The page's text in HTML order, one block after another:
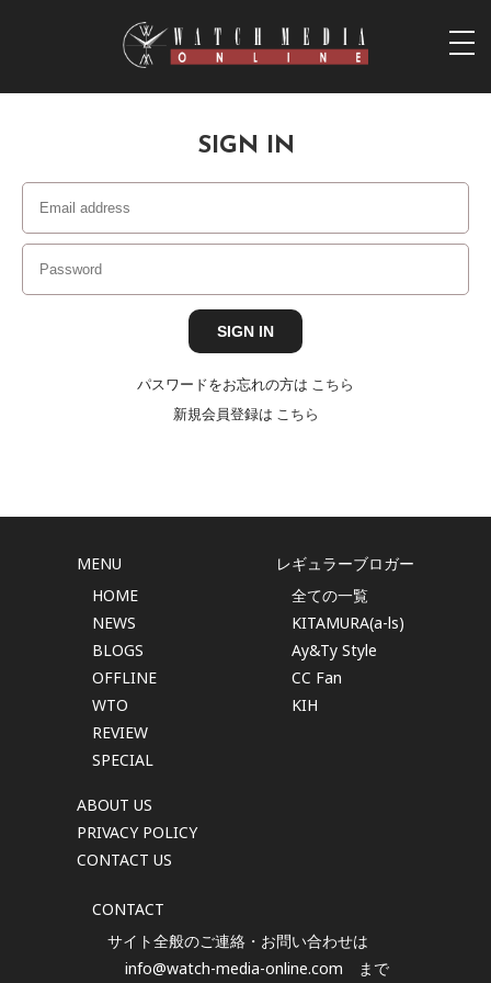
SIGN IN
パスワードをお忘れの方は こちら
新規会員登録は こちら
MENU
HOME
NEWS
BLOGS
OFFLINE
WTO
REVIEW
SPECIAL
ABOUT US
PRIVACY POLICY
CONTACT US
レギュラーブロガー
全ての一覧
KITAMURA(a-ls)
Ay&Ty Style
CC Fan
KIH
CONTACT
サイト全般のご連絡・お問い合わせは
info@watch-media-online.com まで